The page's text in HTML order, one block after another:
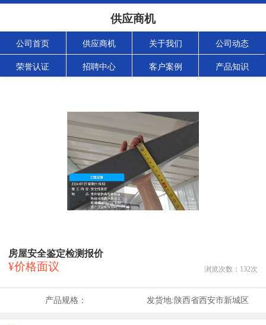
供应商机
公司首页 供应商机 关于我们 公司动态
荣誉认证 招聘中心 客户案例 产品知识
房屋安全鉴定检测报价
¥价格面议 浏览次数： 132次
产品规格： 发货地:陕西省西安市新城区